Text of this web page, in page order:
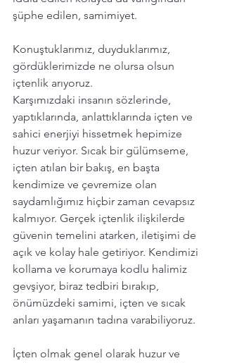
şüphe edilen, samimiyet.
Konuştuklarımız, duyduklarımız,
gördüklerimizde ne olursa olsun
içtenlik arıyoruz.
Karşımızdaki insanın sözlerinde,
yaptıklarında, anlattıklarında içten ve
sahici enerjiyi hissetmek hepimize
huzur veriyor. Sıcak bir gülümseme,
içten atılan bir bakış, en başta
kendimize ve çevremize olan
saydamlığımız hiçbir zaman cevapsız
kalmıyor. Gerçek içtenlik ilişkilerde
güvenin temelini atarken, iletişimi de
açık ve kolay hale getiriyor. Kendimizi
kollama ve korumaya kodlu halimiz
gevşiyor, biraz tedbiri bırakıp,
önümüzdeki samimi, içten ve sıcak
anları yaşamanın tadına varabiliyoruz.
İçten olmak genel olarak huzur ve